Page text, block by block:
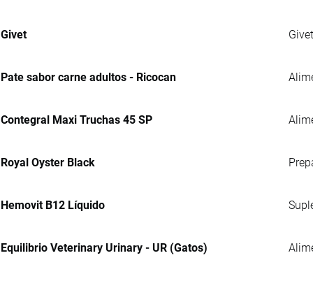
Givet
Pate sabor carne adultos - Ricocan
Contegral Maxi Truchas 45 SP
Royal Oyster Black
Hemovit B12 Líquido
Equilibrio Veterinary Urinary - UR (Gatos)